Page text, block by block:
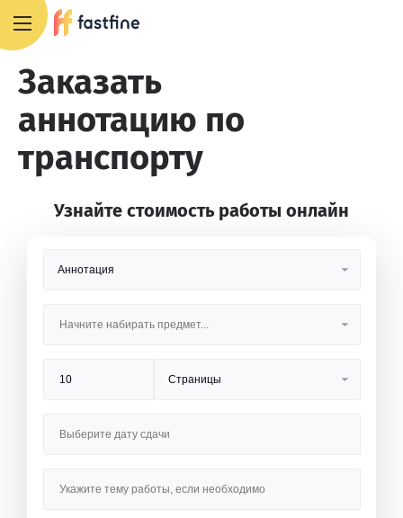
Заказать
аннотацию по
транспорту
Узнайте стоимость работы онлайн